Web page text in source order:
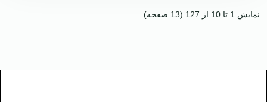
نمایش 1 تا 10 از 127 (13 صفحه)